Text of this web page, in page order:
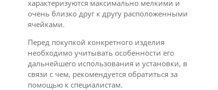
характеризуются максимально мелкими и
очень близко друг к другу расположенными
ячейками.
Перед покупкой конкретного изделия
необходимо учитывать особенности его
дальнейшего использования и установки, в
связи с чем, рекомендуется обратиться за
помощью к специалистам.